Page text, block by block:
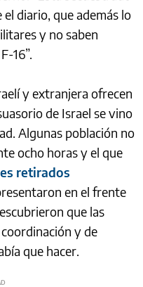
diario, que además lo
y no saben
16”.
y extranjera ofrecen
de Israel se vino
Algunas población no
ocho horas y el que
retirados
en el frente
que las
y de
que hacer.